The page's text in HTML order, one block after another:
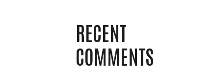
RECENT
COMMENTS